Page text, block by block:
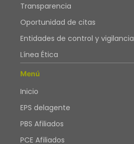
Menú
Inicio
EPS delagente
PBS Afiliados
PCE Afiliados
Transparencia
Oportunidad de citas
Entidades de control y vigilancia
Línea Ética